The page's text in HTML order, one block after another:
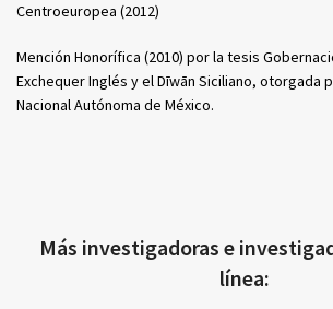
Centroeuropea (2012)
Mención Honorífica (2010) por la tesis
Exchequer Inglés y el Dīwān Siciliano, otorgada
Nacional Autónoma de México.
Más investigadoras e
línea: